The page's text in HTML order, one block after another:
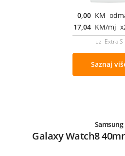
0,00 KM
17,04 KM/mj
uz Extra S
Saznaj
Samsung
Galaxy Watch8